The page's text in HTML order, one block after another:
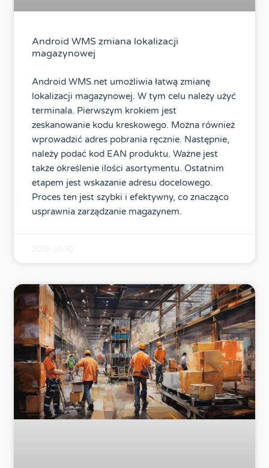
Android WMS zmiana lokalizacji
magazynowej
Android WMS.net umożliwia łatwą zmianę
lokalizacji magazynowej. W tym celu należy użyć
terminala. Pierwszym krokiem jest
zeskanowanie kodu kreskowego. Można również
wprowadzić adres pobrania ręcznie. Następnie,
należy podać kod EAN produktu. Ważne jest
także określenie ilości asortymentu. Ostatnim
etapem jest wskazanie adresu docelowego.
Proces ten jest szybki i efektywny, co znacząco
usprawnia zarządzanie magazynem.